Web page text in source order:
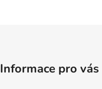
Informace pro vás